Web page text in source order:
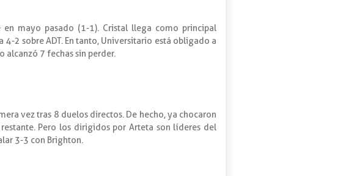
mayo pasado (1-1). Cristal llega como principal
2 sobre ADT. En tanto, Universitario está obligado a
alcanzó 7 fechas sin perder.
vez tras 8 duelos directos. De hecho, ya chocaron
Pero los dirigidos por Arteta son líderes del
3-3 con Brighton.